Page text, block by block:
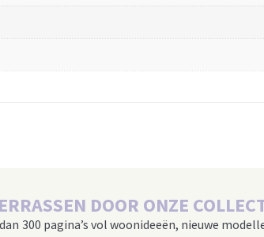
DOOR ONZE
300 pagina’s vol woonideeën, nieuwe